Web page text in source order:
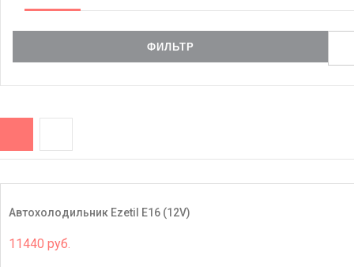
Автохолодильник Ezetil E16 (12V)
11440 руб.